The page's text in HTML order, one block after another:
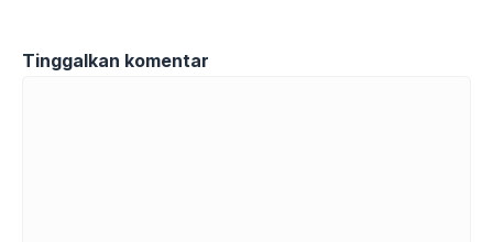
Tinggalkan komentar